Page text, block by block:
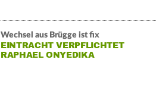
Wechsel aus Brügge ist fix
EINTRACHT VERPFLICHTET
RAPHAEL ONYEDIKA